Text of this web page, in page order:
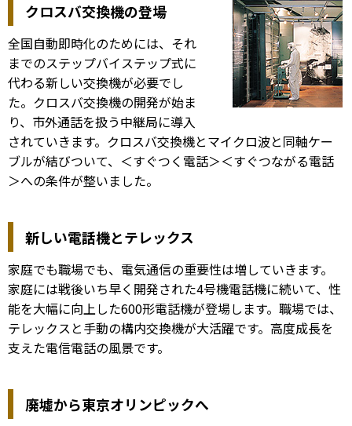
クロスバ交換機の登場
全国自動即時化のためには、それ
までのステップバイステップ式に
代わる新しい交換機が必要でし
た。クロスバ交換機の開発が始ま
り、市外通話を扱う中継局に導入
されていきます。クロスバ交換機とマイクロ波と同軸ケー
ブルが結びついて、＜すぐつく電話＞＜すぐつながる電話
＞への条件が整いました。
新しい電話機とテレックス
家庭でも職場でも、電気通信の重要性は増していきます。
家庭には戦後いち早く開発された4号機電話機に続いて、性
能を大幅に向上した600形電話機が登場します。職場では、
テレックスと手動の構内交換機が大活躍です。高度成長を
支えた電信電話の風景です。
廃墟から東京オリンピックへ